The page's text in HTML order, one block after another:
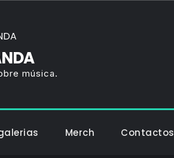
música.
Merch Contactos